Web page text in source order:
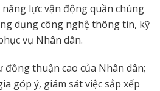
lực vận động quần chúng
dụng công nghệ thông tin, kỹ
vụ Nhân dân.
thuận cao của Nhân dân;
góp ý, giám sát việc sắp xếp